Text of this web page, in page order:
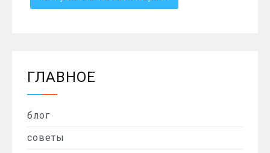
ГЛАВНОЕ
блог
советы